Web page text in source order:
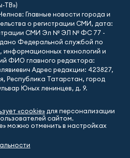
ТВ»)
Главные новости города и
о регистрации СМИ, дата:
СМИ Эл № ЭЛ № ФС 77 -
Федеральной службой по
информационных технологий и
ФИО главного редактора:
Адрес редакции: 423827,
Республика Татарстан, город
Юных ленинцев, д. 9.
«cookie» для персонализации
сайтом.
можно отменить в настройках